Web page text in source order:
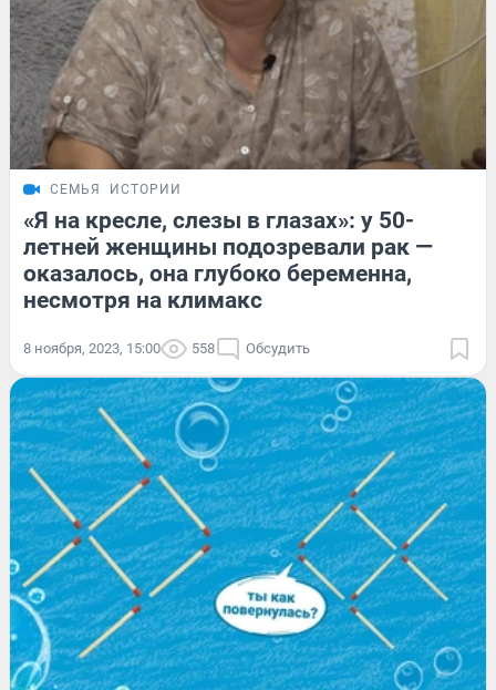
СЕМЬЯ ИСТОРИИ
«Я на кресле, слезы в глазах»: у 50-
летней женщины подозревали рак —
оказалось, она глубоко беременна,
несмотря на климакс
8 ноября, 2023, 15:00 558 Обсудить